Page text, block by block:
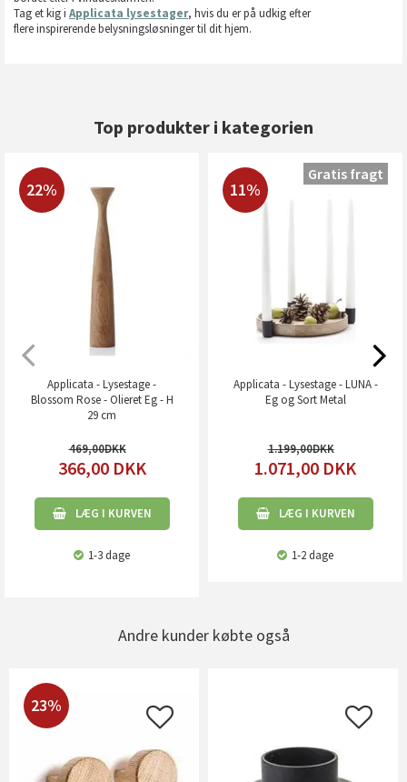
Tag et kig i Applicata lysestager, hvis du er på udkig efter
flere inspirerende belysningsløsninger til dit hjem.
Top produkter i kategorien
22%
Applicata - Lysestage -
Blossom Rose - Olieret Eg - H
29 cm
469,00
366,00 DKK
LÆG I KURVEN
1-3 dage
11%
Applicata - Lysestage - LUNA -
Eg og Sort Metal
1.199,00
1.071,00 DKK
LÆG I KURVEN
1-2 dage
Gratis fragt
Andre kunder købte også
23%